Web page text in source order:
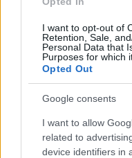
I want to opt-out of
Retention, Sale,
Personal Data that
Purposes for which
Opted Out
Google consents
I want to allow
related to
device identifiers in
Ο Γιάννης
αγαπημένο
τον Κλεισθένη, ο
στο πλευρό της από
της, δημιουργώντας
μοναδικό